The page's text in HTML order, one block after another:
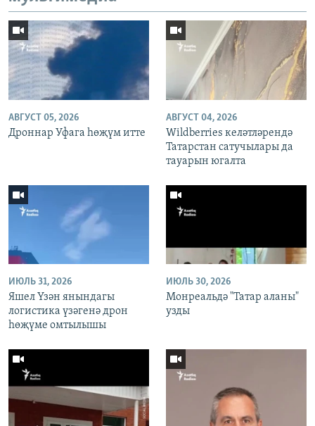
АВГУСТ 05, 2026
Дроннар Уфага һөҗүм итте
АВГУСТ 04, 2026
Wildberries келәтләрендә
Татарстан сатучылары да
тауарын югалта
ИЮЛЬ 31, 2026
Яшел Үзән янындагы
логистика үзәгенә дрон
һөҗүме омтылышы
ИЮЛЬ 30, 2026
Монреальдә "Татар аланы"
узды